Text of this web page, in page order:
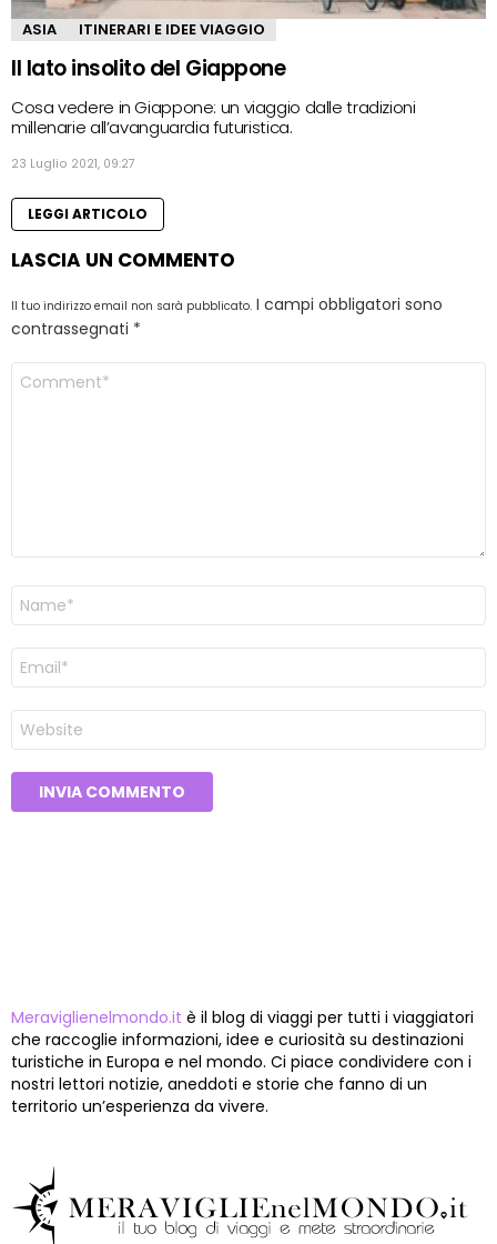
ASIA ITINERARI E IDEE VIAGGIO
Il lato insolito del Giappone
Cosa vedere in Giappone: un viaggio dalle tradizioni
millenarie all’avanguardia futuristica.
23 Luglio 2021, 09:27
LEGGI ARTICOLO
LASCIA UN COMMENTO
Il tuo indirizzo email non sarà pubblicato. I campi obbligatori sono
contrassegnati *
web
Meraviglienelmondo.it è il blog di viaggi per tutti i viaggiatori
che raccoglie informazioni, idee e curiosità su destinazioni
turistiche in Europa e nel mondo. Ci piace condividere con i
nostri lettori notizie, aneddoti e storie che fanno di un
territorio un’esperienza da vivere.